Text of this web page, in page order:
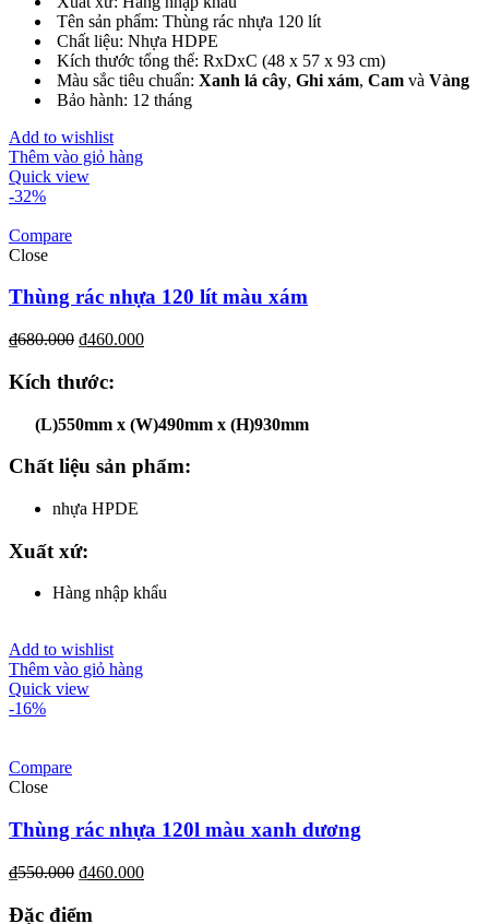
Tên sản phẩm: Thùng rác nhựa 120 lít
Chất liệu: Nhựa HDPE
Kích thước tổng thể: RxDxC (48 x 57 x 93 cm)
Màu sắc tiêu chuẩn: Xanh lá cây, Ghi xám, Cam và Vàng
Bảo hành: 12 tháng
Add to wishlist
Thêm vào giỏ hàng
Quick view
-32%
Compare
Close
Thùng rác nhựa 120 lít màu xám
₫680.000 ₫460.000
Kích thước:
(L)550mm x (W)490mm x (H)930mm
Chất liệu sản phẩm:
nhựa HPDE
Xuất xứ:
Hàng nhập khẩu
Add to wishlist
Thêm vào giỏ hàng
Quick view
-16%
Compare
Close
Thùng rác nhựa 120l màu xanh dương
₫550.000 ₫460.000
Đặc điểm